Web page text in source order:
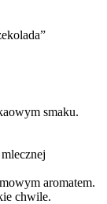
smaku.
aromatem.
chwile.